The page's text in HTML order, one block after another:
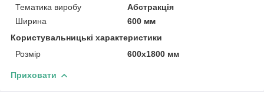
Тематика виробу
Абстракція
Ширина
600 мм
Користувальницькі характеристики
Розмір
600х1800 мм
Приховати